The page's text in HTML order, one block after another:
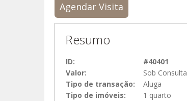
Agendar Visita
Resumo
ID:
#40401
Valor:
Sob Consulta
Tipo de transação:
Aluga
Tipo de imóveis:
1 quarto